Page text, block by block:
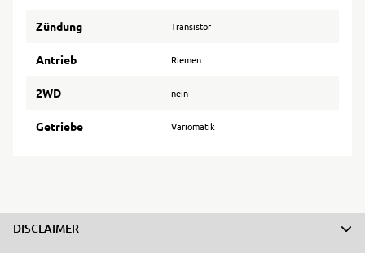
Zündung Transistor
Antrieb Riemen
2WD nein
Getriebe Variomatik
DISCLAIMER